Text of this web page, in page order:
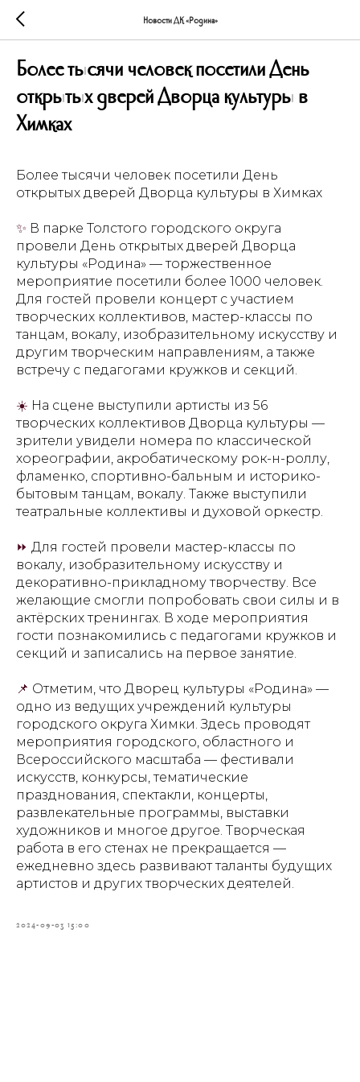
Новости ДК «Родина»
Более тысячи человек посетили День
открытых дверей Дворца культуры в
Химках
Более тысячи человек посетили День
открытых дверей Дворца культуры в Химках
✨ В парке Толстого городского округа
провели День открытых дверей Дворца
культуры «Родина» — торжественное
мероприятие посетили более 1000 человек.
Для гостей провели концерт с участием
творческих коллективов, мастер-классы по
танцам, вокалу, изобразительному искусству и
другим творческим направлениям, а также
встречу с педагогами кружков и секций.
☀️ На сцене выступили артисты из 56
творческих коллективов Дворца культуры —
зрители увидели номера по классической
хореографии, акробатическому рок-н-роллу,
фламенко, спортивно-бальным и историко-
бытовым танцам, вокалу. Также выступили
театральные коллективы и духовой оркестр.
⏩ Для гостей провели мастер-классы по
вокалу, изобразительному искусству и
декоративно-прикладному творчеству. Все
желающие смогли попробовать свои силы и в
актёрских тренингах. В ходе мероприятия
гости познакомились с педагогами кружков и
секций и записались на первое занятие.
📌 Отметим, что Дворец культуры «Родина» —
одно из ведущих учреждений культуры
городского округа Химки. Здесь проводят
мероприятия городского, областного и
Всероссийского масштаба — фестивали
искусств, конкурсы, тематические
празднования, спектакли, концерты,
развлекательные программы, выставки
художников и многое другое. Творческая
работа в его стенах не прекращается —
ежедневно здесь развивают таланты будущих
артистов и других творческих деятелей.
2024-09-03 15:00